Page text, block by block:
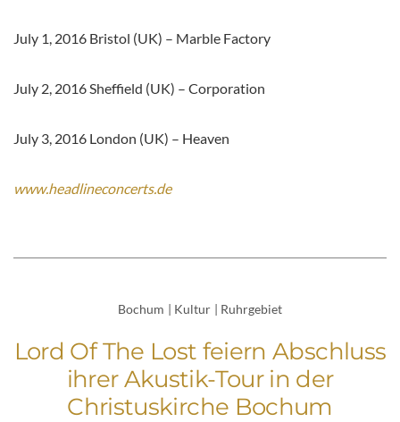
July 1, 2016 Bristol (UK) – Marble Factory
July 2, 2016 Sheffield (UK) – Corporation
July 3, 2016 London (UK) – Heaven
www.headlineconcerts.de
Bochum | Kultur | Ruhrgebiet
Lord Of The Lost feiern Abschluss
ihrer Akustik-Tour in der
Christuskirche Bochum